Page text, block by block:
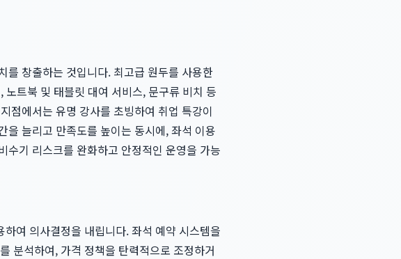
를 창출하는 것입니다. 최고급 원두를 사용한
트북 및 태블릿 대여 서비스, 문구류 비치 등
점에서는 유명 강사를 초빙하여 취업 특강이
을 늘리고 만족도를 높이는 동시에, 좌석 이용
수기 리스크를 완화하고 안정적인 운영을 가능
여 의사결정을 내립니다. 좌석 예약 시스템을
분석하여, 가격 정책을 탄력적으로 조정하거